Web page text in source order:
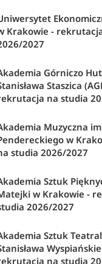
i niestacjonarne II
lipca
21 lipca
22-23
ulec zmianie.
Krakowie -
2027
Górniczo
Staszica
na studia
Muzyczna
w
studia 2026/2027
Sztuk
w Krakowie -
2026/2027
Sztuk
na studia